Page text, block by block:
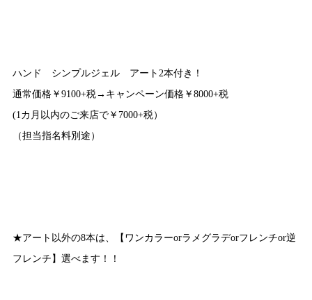
ハンド シンプルジェル アート2本付き！
通常価格￥9100+税→キャンペーン価格￥8000+税
(1カ月以内のご来店で￥7000+税）
（担当指名料別途）
★アート以外の8本は、【ワンカラーorラメグラデorフレンチor逆
フレンチ】選べます！！